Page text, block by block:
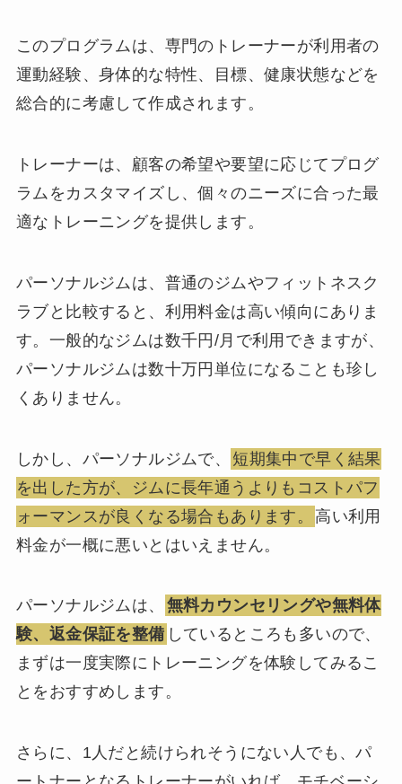
このプログラムは、専門のトレーナーが利用者の
運動経験、身体的な特性、目標、健康状態などを
総合的に考慮して作成されます。
トレーナーは、顧客の希望や要望に応じてプログ
ラムをカスタマイズし、個々のニーズに合った最
適なトレーニングを提供します。
パーソナルジムは、普通のジムやフィットネスク
ラブと比較すると、利用料金は高い傾向にありま
す。一般的なジムは数千円/月で利用できますが、
パーソナルジムは数十万円単位になることも珍し
くありません。
しかし、パーソナルジムで、
短期集中で早く結果
を出した方が、ジムに長年通うよりもコストパフ
ォーマンスが良くなる場合もあります。
高い利用
料金が一概に悪いとはいえません。
パーソナルジムは、
無料カウンセリングや無料体
験、返金保証を整備 しているところも多いので、
まずは一度実際にトレーニングを体験してみるこ
とをおすすめします。
さらに、1人だと続けられそうにない人でも、パ